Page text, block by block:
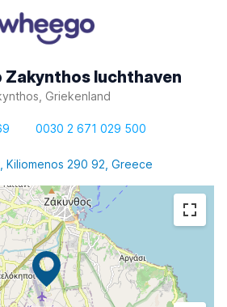
Zakynthos luchthaven
Griekenland
0030 2 671 029 500
Kiliomenos 290 92, Greece